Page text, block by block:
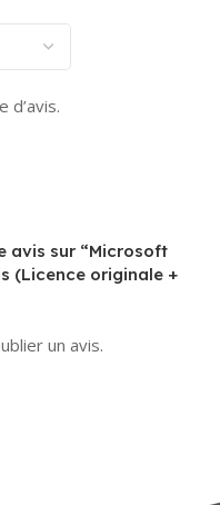
d’avis.
avis sur “Microsoft
(Licence originale +
un avis.